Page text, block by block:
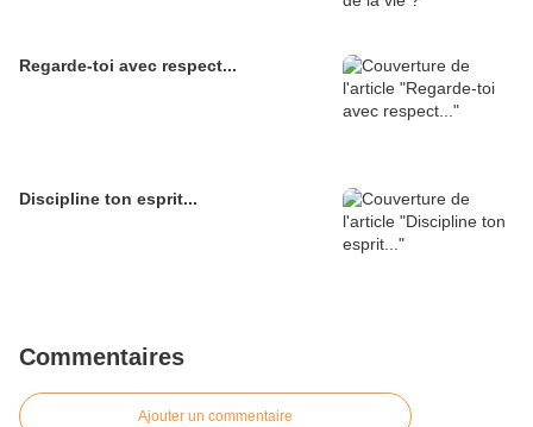
Regarde-toi avec respect...
Discipline ton esprit...
Commentaires
Ajouter un commentaire